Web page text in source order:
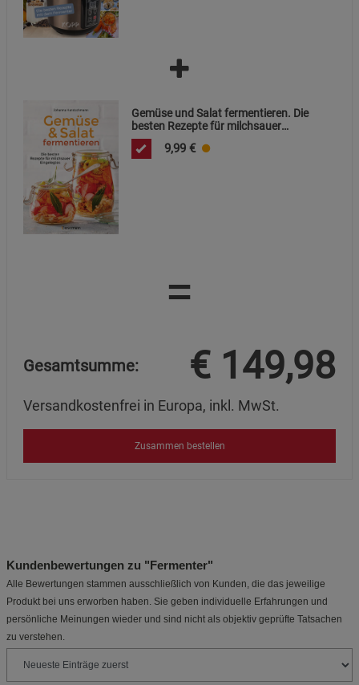
Gemüse und Salat fermentieren. Die
besten Rezepte für milchsauer
Eingelegtes
9,99 €
=
Gesamtsumme: € 149,98
Versandkostenfrei in Europa, inkl. MwSt.
Zusammen bestellen
Kundenbewertungen zu "Fermenter"
Alle Bewertungen stammen ausschließlich von Kunden, die das jeweilige
Produkt bei uns erworben haben. Sie geben individuelle Erfahrungen und
persönliche Meinungen wieder und sind nicht als objektiv geprüfte Tatsachen
zu verstehen.